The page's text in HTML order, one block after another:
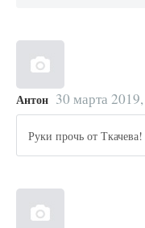
Антон 30 марта
Руки прочь от